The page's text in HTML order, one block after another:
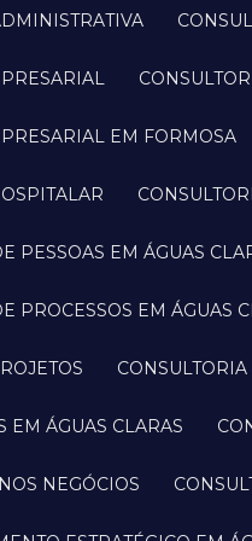
EM FORMOSA
PESSOAS EM ÁGUAS
PROCESSOS EM ÁGUAS
EM ÁGUAS CLARAS
NEGÓCIOS